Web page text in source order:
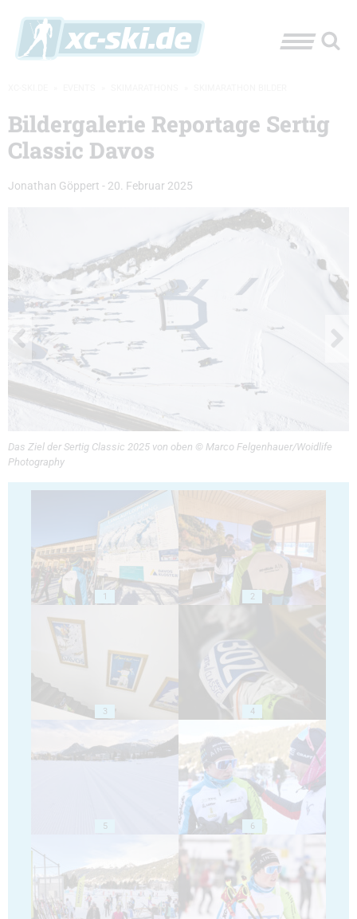
Bildergalerie Reportage Sertig
Classic Davos
Jonathan Göppert - 20. Februar 2025
Das Ziel der Sertig Classic 2025 von oben © Marco Felgenhauer/Woidlife
Photography
1 2
3 4
5 6